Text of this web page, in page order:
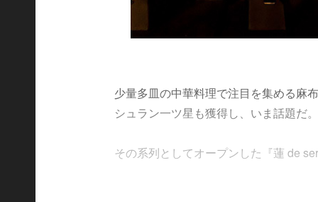
少量多皿の中華料理で注目を集める麻
シュラン一ツ星も獲得し、いま話題だ
その系列としてオープンした『蓮 de